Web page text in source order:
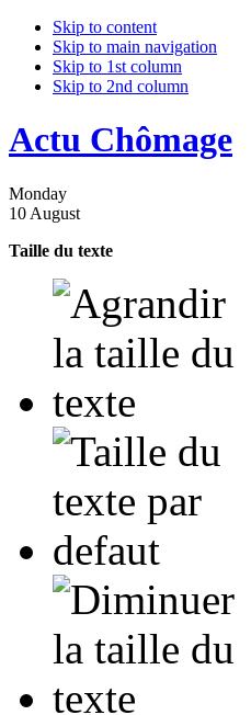
Skip to content
Skip to main navigation
Skip to 1st column
Skip to 2nd column
Actu Chômage
Monday
10 August
Taille du texte